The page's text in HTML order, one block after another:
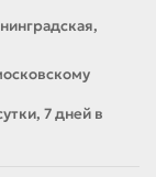
7 дней в